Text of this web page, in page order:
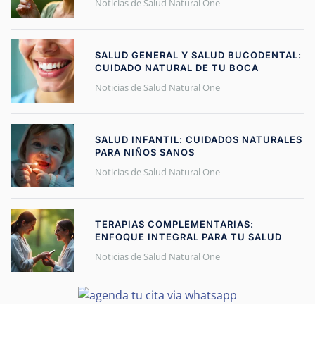
Noticias de Salud Natural One
SALUD GENERAL Y SALUD BUCODENTAL:
CUIDADO NATURAL DE TU BOCA
Noticias de Salud Natural One
SALUD INFANTIL: CUIDADOS NATURALES
PARA NIÑOS SANOS
Noticias de Salud Natural One
TERAPIAS COMPLEMENTARIAS:
ENFOQUE INTEGRAL PARA TU SALUD
Noticias de Salud Natural One